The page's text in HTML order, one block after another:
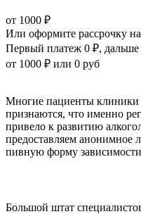
от 1000 ₽
Или оформите рассрочку
Первый платеж 0 ₽,
от 1000 ₽ или 0 руб
Многие пациенты клиники
признаются, что именно
привело к развитию
предоставляем анонимное
пивную форму
Большой штат